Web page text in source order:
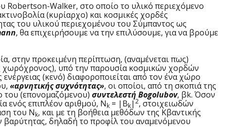
Robertson-Walker, στο οποίο το υλικό περιεχόμενο
(κυρίαρχο) και κοσμικές χορδές
του υλικού περιεχομένου του Σύμπαντος ως
, θα επιχειρήσουμε να την επιλύσουμε, για να βρούμε
στην προκειμένη περίπτωση, (αναμένεται πως)
χωρόχρονος), υπό την παρουσία κοσμικών χορδών
(κενό) διαφοροποιείται από τον ένα χώρο
«αρνητικής συχνότητας», οι οποίοι, από τη σκοπιά της
του (επονομαζόμενου) συντελεστή Bogolubov, βk. Όσον
ενός επιπλέον αριθμού, Nk = |Bk| 2, στοιχειωδών
του Nk, και με τη βοήθεια μεθόδων της Κβαντικής
δηλαδή το προφίλ του αναμενόμενου